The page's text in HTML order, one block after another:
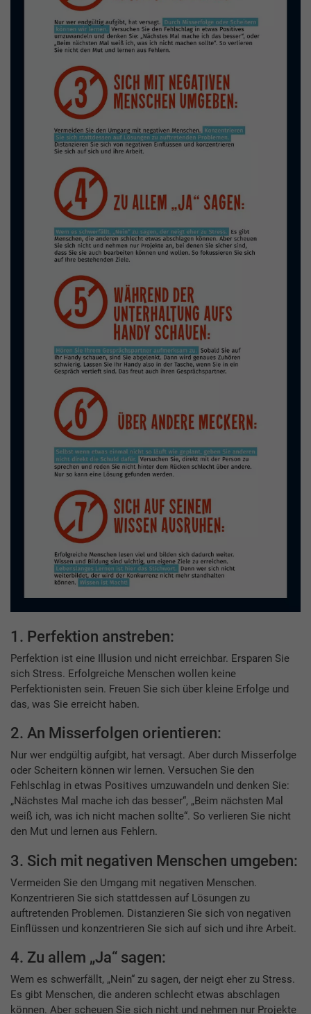
1. Perfektion anstreben:
Perfektion ist eine Illusion und nicht erreichbar. Ersparen Sie
sich Stress. Erfolgreiche Menschen wollen keine
Perfektionisten sein. Freuen Sie sich über kleine Erfolge und
das, was Sie erreicht haben.
2. An Misserfolgen orientieren:
Nur wer endgültig aufgibt, hat versagt. Aber durch Misserfolge
oder Scheitern können wir lernen. Versuchen Sie den
Fehlschlag in etwas Positives umzuwandeln und denken Sie:
„Nächstes Mal mache ich das besser“, „Beim nächsten Mal
weiß ich, was ich nicht machen sollte“. So verlieren Sie nicht
den Mut und lernen aus Fehlern.
3. Sich mit negativen Menschen umgeben:
Vermeiden Sie den Umgang mit negativen Menschen.
Konzentrieren Sie sich stattdessen auf Lösungen zu
auftretenden Problemen. Distanzieren Sie sich von negativen
Einflüssen und konzentrieren Sie sich auf sich und ihre Arbeit.
4. Zu allem „Ja“ sagen:
Wem es schwerfällt, „Nein“ zu sagen, der neigt eher zu Stress.
Es gibt Menschen, die anderen schlecht etwas abschlagen
können. Aber scheuen Sie sich nicht und nehmen nur Projekte